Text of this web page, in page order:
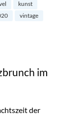
kunst
vintage
im
der